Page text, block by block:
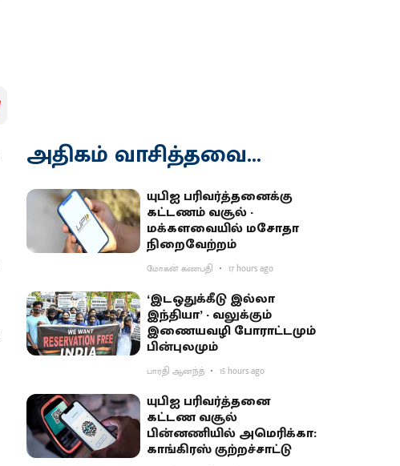
அதிகம் வாசித்தவை...
யுபிஐ பரிவர்த்தனைக்கு
கட்டணம் வசூல் -
மக்களவையில் மசோதா
நிறைவேற்றம்
மோகன் கணபதி 17 hours ago
‘இடஒதுக்கீடு இல்லா
இந்தியா’ - வலுக்கும்
இணையவழி போராட்டமும்
பின்புலமும்
பாரதி ஆனந்த் 15 hours ago
யுபிஐ பரிவர்த்தனை
கட்டண வசூல்
பின்னணியில் அமெரிக்கா:
காங்கிரஸ் குற்றச்சாட்டு